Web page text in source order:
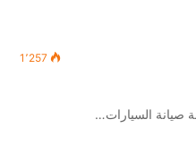
1٬257
صيانة السيارات…